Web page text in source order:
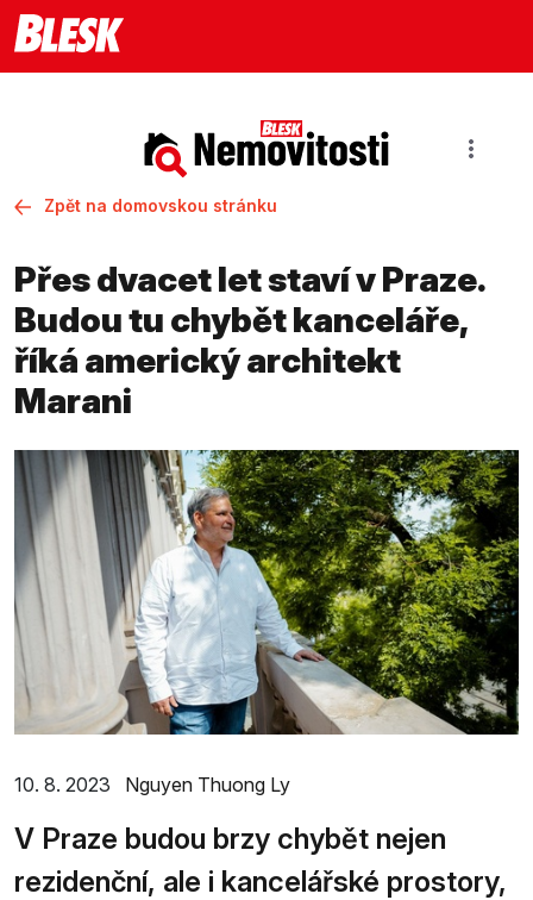
Zpět na domovskou stránku
Přes dvacet let staví v Praze.
Budou tu chybět kanceláře,
říká americký architekt
Marani
10. 8. 2023 Nguyen Thuong Ly
V Praze budou brzy chybět nejen
rezidenční, ale i kancelářské prostory,